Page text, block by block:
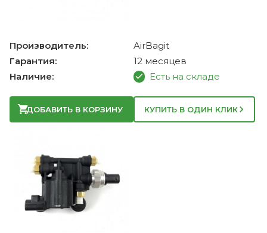
Производитель:
AirBagit
Гарантия:
12 месяцев
Наличие:
Есть на складе
ДОБАВИТЬ В КОРЗИНУ КУПИТЬ В ОДИН КЛИК